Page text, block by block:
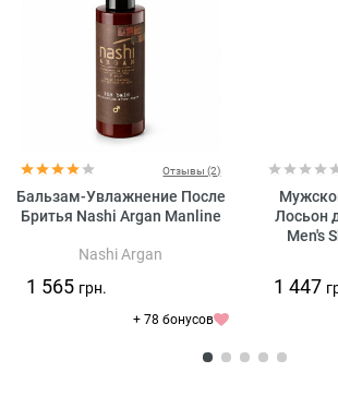
Отзывы (2)
Бальзам-Увлажнение После
Бритья Nashi Argan Manline
Nashi Argan
1 565 грн.
+ 78 бонусов
Лосьон
Men's
1 447